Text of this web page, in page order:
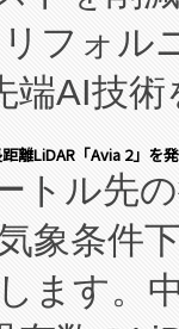
ェーン
く、持
現地生
担を大
大する
フォル
AI技術
：本社
エンタ
本にあ
テム（
離LiDAR「Avia 2」を
トル先
象条件
ます。